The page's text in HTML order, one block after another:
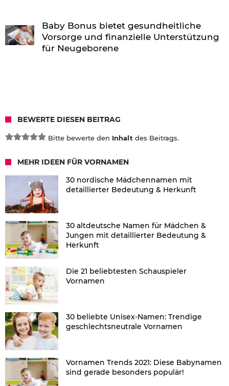
Baby Bonus bietet gesundheitliche
Vorsorge und finanzielle Unterstützung
für Neugeborene
BEWERTE DIESEN BEITRAG
Bitte bewerte den Inhalt des Beitrags.
MEHR IDEEN FÜR VORNAMEN
30 nordische Mädchennamen mit
detaillierter Bedeutung & Herkunft
30 altdeutsche Namen für Mädchen &
Jungen mit detaillierter Bedeutung &
Herkunft
Die 21 beliebtesten Schauspieler
Vornamen
30 beliebte Unisex-Namen: Trendige
geschlechtsneutrale Vornamen
Vornamen Trends 2021: Diese Babynamen
sind gerade besonders populär!